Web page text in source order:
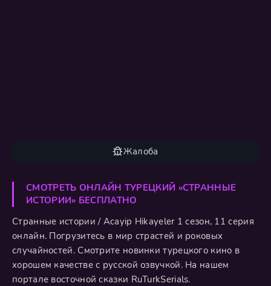
Жалоба
СМОТРЕТЬ ОНЛАЙН ТУРЕЦКИЙ «СТРАННЫЕ
ИСТОРИИ» БЕСПЛАТНО
Странные истории / Acayip Hikayeler 1 сезон, 11 серия
онлайн. Погрузитесь в мир страстей и роковых
случайностей. Смотрите новинки турецкого кино в
хорошем качестве с русской озвучкой. На нашем
портале восточной сказки RuTurkSerials.